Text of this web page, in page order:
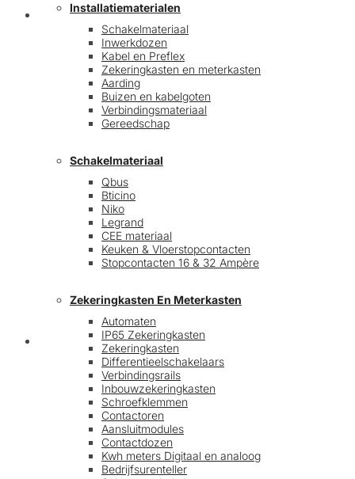
FAQ
Installatiematerialen
Schakelmateriaal
Inwerkdozen
Kabel en Preflex
Zekeringkasten en meterkasten
Aarding
Buizen en kabelgoten
Verbindingsmateriaal
Gereedschap
Schakelmateriaal
Qbus
Bticino
Niko
Legrand
CEE materiaal
Keuken & Vloerstopcontacten
Stopcontacten 16 & 32 Ampère
Zekeringkasten En Meterkasten
Automaten
IP65 Zekeringkasten
Zekeringkasten
Differentieelschakelaars
Verbindingsrails
Inbouwzekeringkasten
Schroefklemmen
Contactoren
Aansluitmodules
Contactdozen
Kwh meters Digitaal en analoog
Bedrijfsurenteller